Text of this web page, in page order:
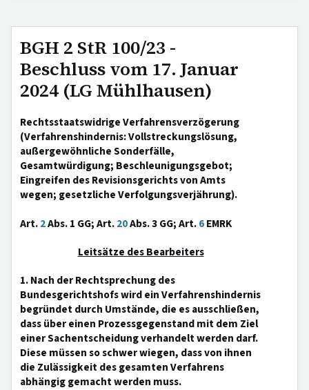
BGH 2 StR 100/23 -
Beschluss vom 17. Januar
2024 (LG Mühlhausen)
Rechtsstaatswidrige Verfahrensverzögerung
(Verfahrenshindernis: Vollstreckungslösung,
außergewöhnliche Sonderfälle,
Gesamtwürdigung; Beschleunigungsgebot;
Eingreifen des Revisionsgerichts von Amts
wegen; gesetzliche Verfolgungsverjährung).
Art.2Abs. 1 GG; Art.20Abs. 3 GG; Art.6EMRK
Leitsätze des Bearbeiters
1. Nach der Rechtsprechung des
Bundesgerichtshofs wird ein Verfahrenshindernis
begründet durch Umstände, die es ausschließen,
dass über einen Prozessgegenstand mit dem Ziel
einer Sachentscheidung verhandelt werden darf.
Diese müssen so schwer wiegen, dass von ihnen
die Zulässigkeit des gesamten Verfahrens
abhängig gemacht werden muss.